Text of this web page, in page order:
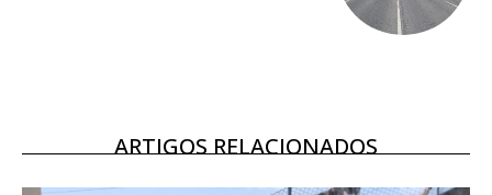
16€
ARTIGOS RELACIONADOS